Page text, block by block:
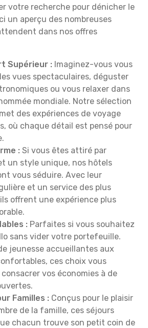
votre recherche pour dénicher le
un aperçu des nombreuses
dans nos offres
Supérieur : Imaginez-vous vous
vues spectaculaires, déguster
ou vous relaxer dans
mondiale. Notre sélection
des expériences de voyage
où chaque détail est pensé pour
: Si vous êtes attiré par
un style unique, nos hôtels
vous séduire. Avec leur
et un service des plus
offrent une expérience plus
: Parfaites si vous souhaitez
sans vider votre portefeuille.
jeunesse accueillantes aux
ces choix vous
vos économies à de
Familles : Conçus pour le plaisir
de la famille, ces séjours
chacun trouve son petit coin de